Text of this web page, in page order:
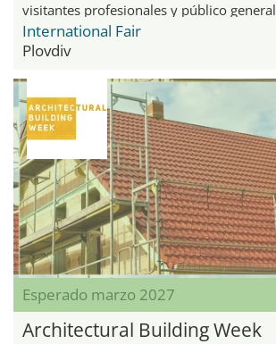
visitantes profesionales y público general
International Fair
Plovdiv
Esperado marzo 2027
Architectural Building Week